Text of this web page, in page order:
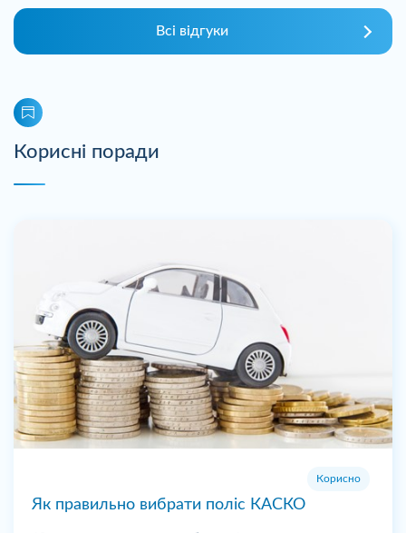
Всі відгуки
Корисні поради
Корисно
Як правильно вибрати поліс КАСКО